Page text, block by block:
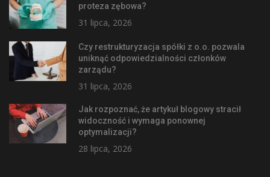
proteza zębowa?
31 lipca, 2026
Czy restrukturyzacja spółki z o.o. pozwala
uniknąć odpowiedzialności członków
zarządu?
31 lipca, 2026
Jak rozpoznać, że artykuł blogowy stracił
widoczność i wymaga ponownej
optymalizacji?
28 lipca, 2026